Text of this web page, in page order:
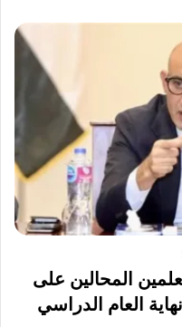
المحالين على
العام الدراسي